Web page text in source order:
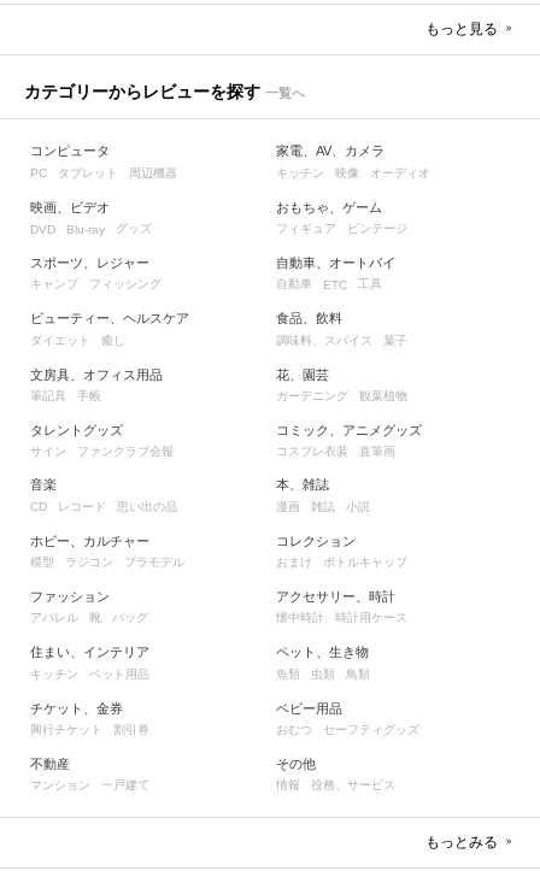
もっと見る
カテゴリーからレビューを探す 一覧へ
コンピュータ
PC タブレット 周辺機器
映画、ビデオ
DVD Blu-ray グッズ
スポーツ、レジャー
キャンプ フィッシング
ビューティー、ヘルスケア
ダイエット 癒し
文房具、オフィス用品
筆記具 手帳
タレントグッズ
サイン ファンクラブ会報
家電、AV、カメラ
キッチン 映像 オーディオ
おもちゃ、ゲーム
フィギュア ビンテージ
自動車、オートバイ
自動車 ETC 工具
食品、飲料
調味料、スパイス 菓子
花、園芸
ガーデニング 観葉植物
コミック、アニメグッズ
コスプレ衣装 直筆画
音楽
CD レコード 思い出の品
ホビー、カルチャー
模型 ラジコン プラモデル
ファッション
アパレル 靴 バッグ
住まい、インテリア
キッチン ペット用品
チケット、金券
興行チケット 割引券
不動産
マンション 一戸建て
本、雑誌
漫画 雑誌 小説
コレクション
おまけ ボトルキャップ
アクセサリー、時計
懐中時計 時計用ケース
ペット、生き物
魚類 虫類 鳥類
ベビー用品
おむつ セーフティグッズ
その他
情報 役務、サービス
もっとみる